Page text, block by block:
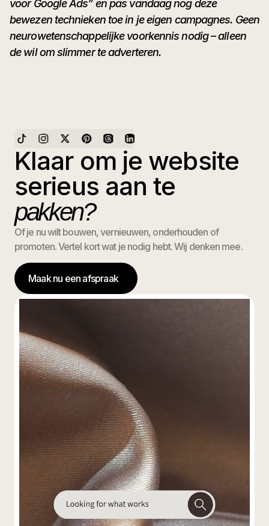
voor Google Ads” en pas vandaag nog deze
bewezen technieken toe in je eigen campagnes. Geen
neurowetenschappelijke voorkennis nodig – alleen
de wil om slimmer te adverteren.
Klaar om je website
serieus aan te
pakken?
Of je nu wilt bouwen, vernieuwen, onderhouden of
promoten. Vertel kort wat je nodig hebt. Wij denken mee.
Maak nu een afspraak